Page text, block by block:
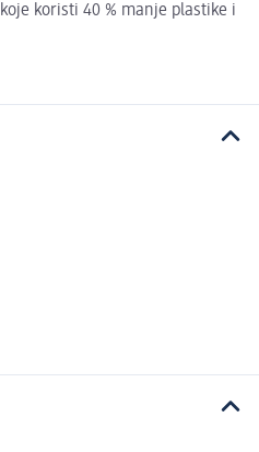
koristi 40 % manje plastike i